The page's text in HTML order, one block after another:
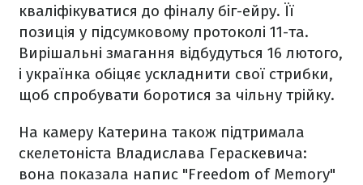
кваліфікуватися до фіналу біг-ейру. Її
позиція у підсумковому протоколі 11-та.
Вирішальні змагання відбудуться 16 лютого,
і українка обіцяє ускладнити свої стрибки,
щоб спробувати боротися за чільну трійку.
На камеру Катерина також підтримала
скелетоніста Владислава Гераскевича:
вона показала напис "Freedom of Memory"